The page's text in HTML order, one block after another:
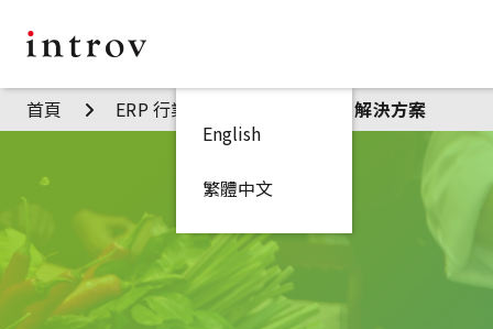
English
繁體中文
首頁 ERP 行業 餐飲業 – ERP 解決方案